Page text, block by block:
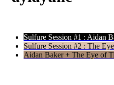
Sulfure Session #1 : Aidan
Sulfure Session #2 : The
Aidan Baker + The Eye of